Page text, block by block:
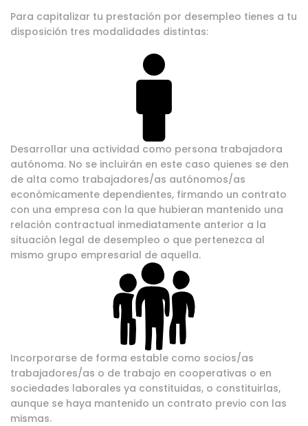
Para capitalizar tu prestación por desempleo tienes a tu
disposición tres modalidades distintas:
Desarrollar una actividad como persona trabajadora
autónoma. No se incluirán en este caso quienes se den
de alta como trabajadores/as autónomos/as
económicamente dependientes, firmando un contrato
con una empresa con la que hubieran mantenido una
relación contractual inmediatamente anterior a la
situación legal de desempleo o que pertenezca al
mismo grupo empresarial de aquella.
Incorporarse de forma estable como socios/as
trabajadores/as o de trabajo en cooperativas o en
sociedades laborales ya constituidas, o constituirlas,
aunque se haya mantenido un contrato previo con las
mismas.